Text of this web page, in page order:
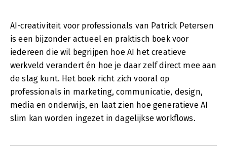
AI-creativiteit voor professionals van Patrick Petersen
is een bijzonder actueel en praktisch boek voor
iedereen die wil begrijpen hoe AI het creatieve
werkveld verandert én hoe je daar zelf direct mee aan
de slag kunt. Het boek richt zich vooral op
professionals in marketing, communicatie, design,
media en onderwijs, en laat zien hoe generatieve AI
slim kan worden ingezet in dagelijkse workflows.